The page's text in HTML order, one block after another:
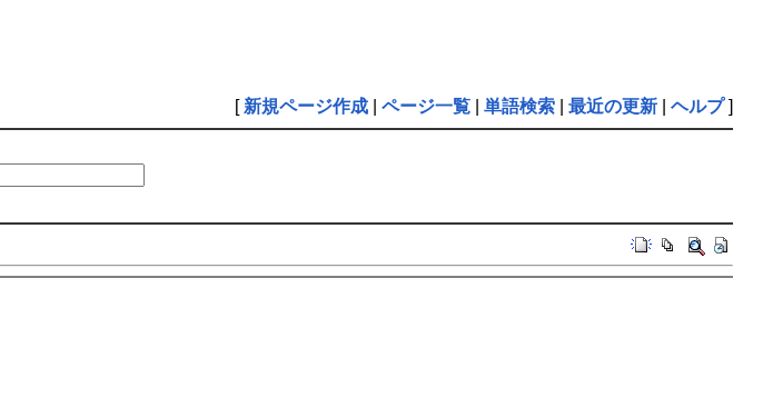
[ 新規ページ作成 |ページ一覧 |単語検索 |最近の更新 |ヘルプ]